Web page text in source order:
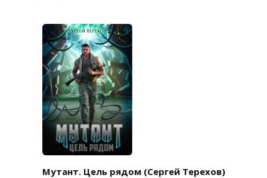
Мутант. Цель рядом (Сергей Терехов)